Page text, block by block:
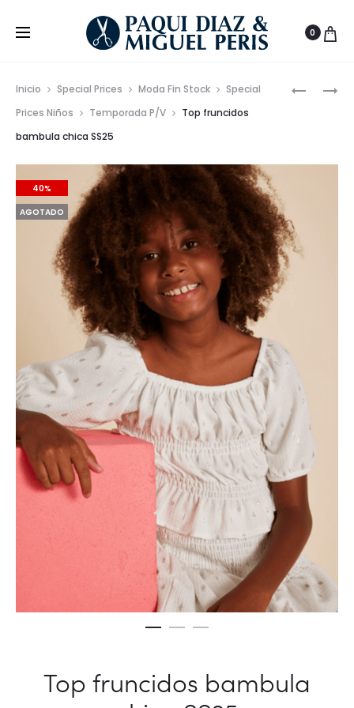
0
SS25
VESTIDO
Inicio Special Prices Moda Fin Stock
Special
Prices Niños
Temporada P/V
Top fruncidos
bambula chica SS25
40%
AGOTADO
Top fruncidos bambula